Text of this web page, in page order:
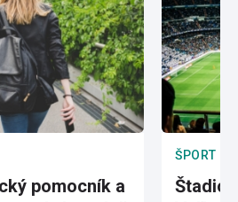
pomocník a
ŠPORT